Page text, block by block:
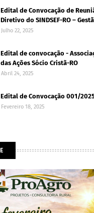
Edital de Convocação de
Diretivo do SINDSEF-RO –
Julho 22, 2025
Edital de convocação -
das Ações Sócio Cristã-RO
Abril 24, 2025
Edital de Convocação 001/
Fevereiro 18, 2025